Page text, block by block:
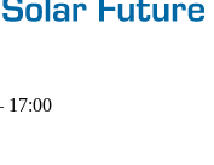
17:00